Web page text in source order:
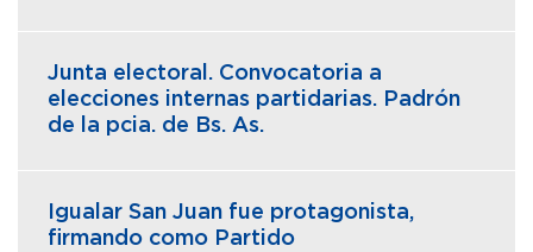
Junta electoral. Convocatoria a
elecciones internas partidarias. Padrón
de la pcia. de Bs. As.
Igualar San Juan fue protagonista,
firmando como Partido